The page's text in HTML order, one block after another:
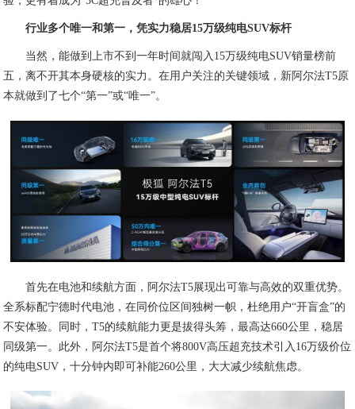
行业多个唯一和第一，凭实力稳居15万级纯电SUV标杆
当然，能做到上市不到一年时间就闯入15万级纯电SUV销量榜前
五，离不开其本身硬核的实力。在用户关注的关键领域，新阿尔法T5原
本就做到了七个“第一”或“唯一”。
首先在电池和续航方面，阿尔法T5展现出可靠与高效的双重优势。
全系标配宁德时代电池，在同价位区间独树一帜，杜绝用户“开盲盒”的
不安体验。同时，T5的续航能力更是拔得头筹，最高达660公里，稳居
同级第一。此外，阿尔法T5是首个将800V高压超充技术引入16万级价位
的纯电SUV，十分钟内即可补能260公里，大大减少续航焦虑。